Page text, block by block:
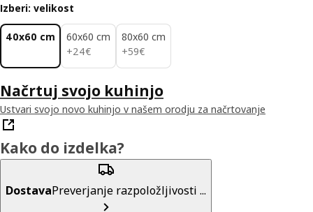
Izberi: velikost
40x60 cm
60x60 cm
+24€
24€
80x60 cm
+59€
59€
Načrtuj svojo kuhinjo
Ustvari svojo novo kuhinjo v našem orodju za načrtovanje
Kako do izdelka?
DostavaPreverjanje razpoložljivosti ...